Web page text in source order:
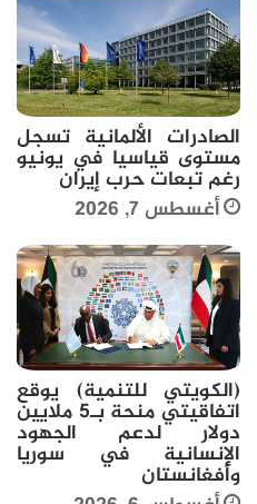
الصادرات الألمانية تسجل
مستوى قياسيا في يونيو
رغم تبعات حرب إيران
أغسطس 7, 2026
(الكويتي للتنمية) يوقع
اتفاقيتي منحة بـ5 ملايين
دولار لدعم الجهود
الإنسانية في سوريا
وأفغانستان